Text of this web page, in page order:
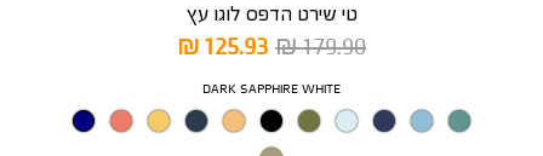
טי שירט הדפס לוגו עץ
מחיר
מוצר
125.93 ₪
מחיר
רגיל
179.90 ₪
צבע
DARK SAPPHIRE WHITE